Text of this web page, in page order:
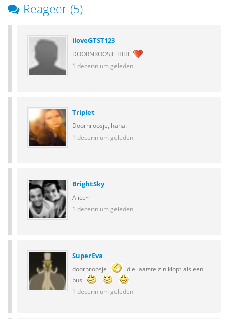
Reageer (5)
iloveGTST123
DOORNROOSJE HIHI
1 decennium geleden
Triplet
Doornroosje, haha.
1 decennium geleden
BrightSky
Alice~
1 decennium geleden
SuperEva
doornroosje
die laatste zin klopt als een
bus
1 decennium geleden